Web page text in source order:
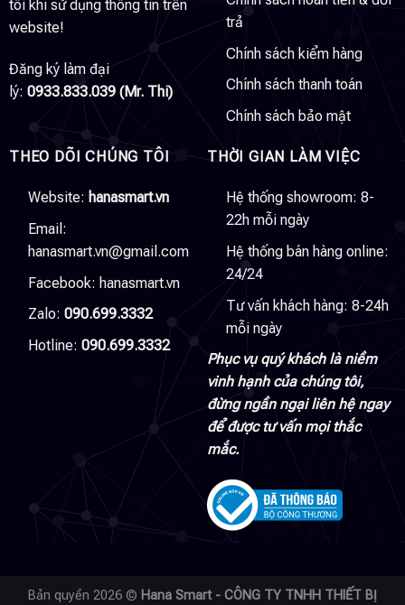
tôi khi sử dụng thông tin trên
website!
Đăng ký làm đại
lý: 0933.833.039 (Mr. Thi)
trả
Chính sách kiểm hàng
Chính sách thanh toán
Chính sách bảo mật
THEO DÕI CHÚNG TÔI
Website: hanasmart.vn
Email:
hanasmart.vn@gmail.com
Facebook: hanasmart.vn
Zalo: 090.699.3332
Hotline: 090.699.3332
THỜI GIAN LÀM VIỆC
Hệ thống showroom: 8-
22h mỗi ngày
Hệ thống bán hàng online:
24/24
Tư vấn khách hàng: 8-24h
mỗi ngày
Phục vụ quý khách là niềm
vinh hạnh của chúng tôi,
đừng ngần ngại liên hệ ngay
để được tư vấn mọi thắc
mắc.
Bản quyền 2026 © Hana Smart - CÔNG TY TNHH THIẾT BỊ